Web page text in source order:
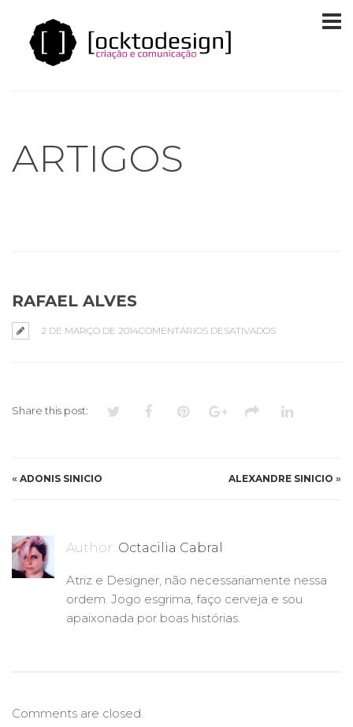
ARTIGOS
RAFAEL ALVES
2 DE MARÇO DE 2014COMENTÁRIOS DESATIVADOSEM
Share this post:
« ADONIS SINICIO ALEXANDRE SINICIO »
Author: Octacilia Cabral
Atriz e Designer, não necessariamente nessa
ordem. Jogo esgrima, faço cerveja e sou
apaixonada por boas histórias.
Comments are closed.